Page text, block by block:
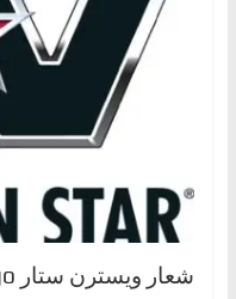
شعار ويسترن ستار Western Star Logo